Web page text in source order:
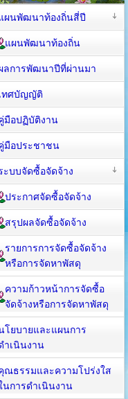
ผนพัฒนาท้องถิ่นสี่ปี
แผนพัฒนาท้องถิ่น
ลการพัฒนาปีที่ผ่านมา
ทศบัญญัติ
มือปฏิบัติงาน
มือประชาชน
ะบบจัดซื้อจัดจ้าง
ประกาศจัดซื้อจัดจ้าง
สรุปผลจัดซื้อจัดจ้าง
รายการการจัดซื้อจัดจ้าง
หรือการจัดหาพัสดุ
ความก้าวหน้าการจัดซื้อ
จัดจ้างหรือการจัดหาพัสดุ
โยบายและแผนการ
ำเนินงาน
ณธรรมและความโปร่งใส
นการดำเนินงาน